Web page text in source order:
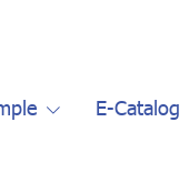
E-Catalog